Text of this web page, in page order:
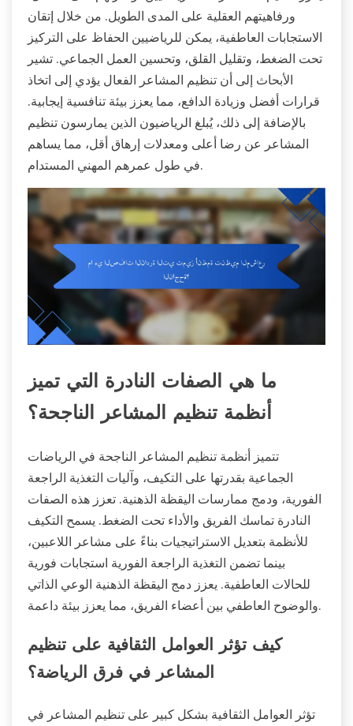
ورفاهيتهم العقلية على المدى الطويل. من خلال إتقان
الاستجابات العاطفية، يمكن للرياضيين الحفاظ على التركيز
تحت الضغط، وتقليل القلق، وتحسين العمل الجماعي. تشير
الأبحاث إلى أن تنظيم المشاعر الفعال يؤدي إلى اتخاذ
قرارات أفضل وزيادة الدافع، مما يعزز بيئة تنافسية إيجابية.
بالإضافة إلى ذلك، يُبلغ الرياضيون الذين يمارسون تنظيم
المشاعر عن رضا أعلى ومعدلات إرهاق أقل، مما يساهم
في طول عمرهم المهني المستدام.
ما هي الصفات النادرة التي تميز
أنظمة تنظيم المشاعر الناجحة؟
تتميز أنظمة تنظيم المشاعر الناجحة في الرياضات
الجماعية بقدرتها على التكيف، وآليات التغذية الراجعة
الفورية، ودمج ممارسات اليقظة الذهنية. تعزز هذه الصفات
النادرة تماسك الفريق والأداء تحت الضغط. يسمح التكيف
للأنظمة بتعديل الاستراتيجيات بناءً على مشاعر اللاعبين،
بينما تضمن التغذية الراجعة الفورية استجابات فورية
للحالات العاطفية. يعزز دمج اليقظة الذهنية الوعي الذاتي
والوضوح العاطفي بين أعضاء الفريق، مما يعزز بيئة داعمة.
كيف تؤثر العوامل الثقافية على تنظيم
المشاعر في فرق الرياضة؟
تؤثر العوامل الثقافية بشكل كبير على تنظيم المشاعر في